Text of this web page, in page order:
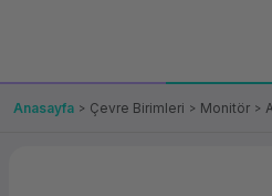
Çözümleri
Ürünler
Anasayfa Çevre Birimleri Monitör